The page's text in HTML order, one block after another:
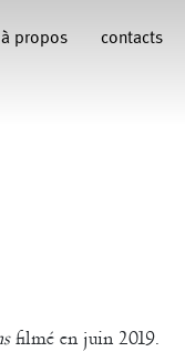
à propos contacts
Jean-Paul
filmé en juin 2019.